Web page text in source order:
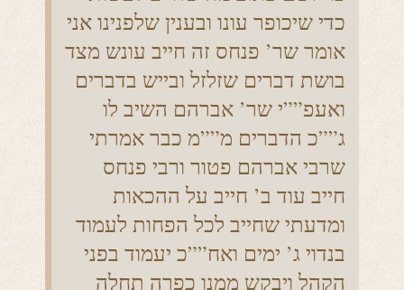
כדי שיכופר עונו ובענין שלפנינו אני
אומר שר’ פנחס זה חייב עונש מצד
בושת דברים שזלזל ובייש בדברים
ואעפ””י שר’ אברהם השיב לו
ג””כ הדברים מ””מ כבר אמרתי
שרבי אברהם פטור ורבי פנחס
חייב עוד ב’ חייב על ההכאות
ומדעתי שחייב לכל הפחות לעמוד
בנדוי ג’ ימים ואח””כ יעמוד בפני
הקהל ויבקש ממנו כפרה תחלה